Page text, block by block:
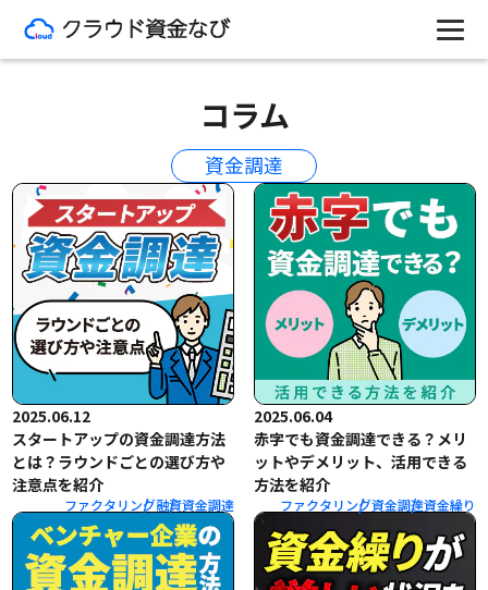
コラム
資金調達
2025.06.12
スタートアップの資金調達方法
とは？ラウンドごとの選び方や
注意点を紹介
ファクタリング融資資金調達
2025.06.04
赤字でも資金調達できる？メリ
ットやデメリット、活用できる
方法を紹介
ファクタリング資金調達資金繰り